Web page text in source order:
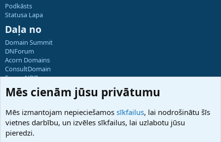
Podkāsts
Statusa Lapa
Daļa no
Domain Summit
DNForum
Acorn Domains
ConsultDomain
ForumNDD
Domainforum.ro
27.be
Hostmaria
Atbalsts
Mēs cienām jūsu privātumu
Mēs izmantojam nepieciešamos sīkfailus, lai nodrošinātu šīs
vietnes darbību, un izvēles sīkfailus, lai uzlabotu jūsu
pieredzi.